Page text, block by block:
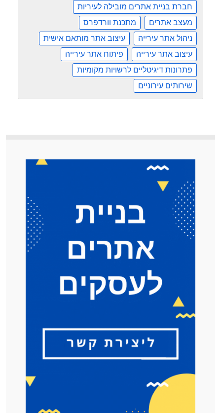
חברת בניית אתרים מובילה לעיריות
מעצב אתרים
מתכנת וורדפרס
ניהול אתר עירייה
עיצוב אתר מותאם אישית
עיצוב אתר עירייה
פיתוח אתר עירייה
פתרונות דיגיטליים לרשויות מקומיות
שירותים עירוניים